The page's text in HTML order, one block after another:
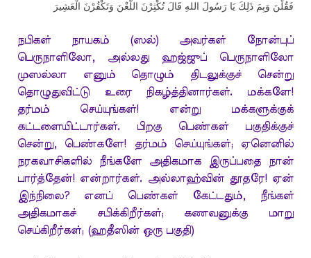
فَقُلْنَ وَبِمَ ذَلِكَ يَا رَسُولَ اللهِ قَالَ تُكْثِرْنَ اللَّعْنَ وَتَكْفُرْنَ الْعَشِيرَ
நபிகள் நாயகம் (ஸல்) அவர்கள் நோன்புப்
பெருநாளிலோ, அல்லது ஹஜ்ஜுப் பெருநாளிலோ
முஸல்லா எனும் தொழும் திடலுக்குச் சென்று
தொழுதுவிட்டு உரை நிகழ்த்தினார்கள். மக்களே!
தர்மம் செய்யுங்கள்! என்று மக்களுக்குக்
கட்டளையிட்டார்கள். பிறகு பெண்கள் பகுதிக்குச்
சென்று, பெண்களே! தர்மம் செய்யுங்கள்; ஏனெனில்
நரகவாசிகளில் நீங்களே அதிகமாக இருப்பதை நான்
பார்த்தேன்! என்றார்கள். அல்லாஹ்வின் தூதரே! ஏன்
இந்நிலை? எனப் பெண்கள் கேட்டதும், நீங்கள்
அதிகமாகச் சபிக்கிறீர்கள்; கணவனுக்கு மாறு
செய்கிறீர்கள்; (ஹதீஸின் ஒரு பகுதி)